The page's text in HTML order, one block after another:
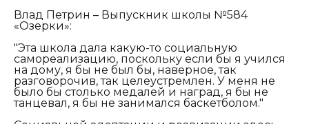
Влад Петрин – Выпускник школы №584
«Озерки»:
"Эта школа дала какую-то социальную
самореализацию, поскольку если бы я учился
на дому, я бы не был бы, наверное, так
разговорочив, так целеустремлен. У меня не
было бы столько медалей и наград, я бы не
танцевал, я бы не занимался баскетболом."